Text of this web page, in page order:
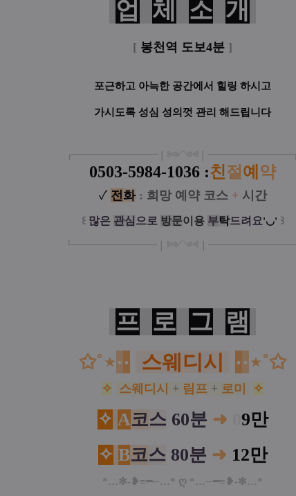
업 체 소 개
[ 봉천역 도보4분 ]
포근하고 아늑한 공간에서 힐링 하시고
가시도록 성심 성의껏 관리 해드립니다
┏━━━━━━━━ ❘༻༺❘━━━━━━━━┓
0503-5984-1036 :친절 예 약
✓ 전 화 : 희망 예약 코스 + 시간
꒰ 많은 관심 으로 방문이 용 부탁드려요'◡' ꒱
┗━━━━━━━━ ❘༻༺❘━━━━━━━━┛
프 로 그 램
✩˚⋆·· 스웨디시 ··⋆˚✩
✧ 스웨디시 + 림프 + 로미 ✧
✧ A코스 60분 ➜
9만
✧ B코스 80분 ➜ 12만
*…✼-❥≡━─…* ღ *…─━≡❥-✼…*